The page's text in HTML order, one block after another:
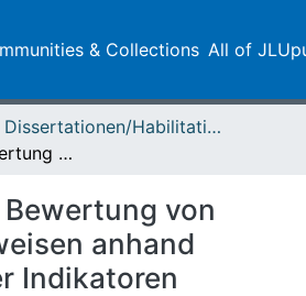
& Collections All of
Dissertationen/Habilitationen
Ökologische Bewertung von Ernährungsweisen anhand ausgewählter Indikatoren
von
anhand
Indikatoren